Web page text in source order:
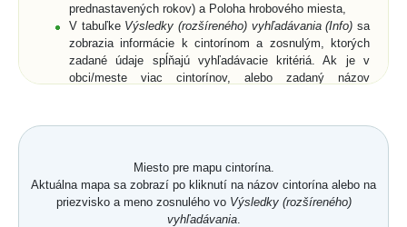
prednastavených rokov) a Poloha hrobového miesta,
V tabuľke Výsledky (rozšíreného) vyhľadávania (Info) sa
zobrazia informácie k cintorínom a zosnulým, ktorých
zadané údaje spĺňajú vyhľadávacie kritériá. Ak je v
obci/meste viac cintorínov, alebo zadaný názov
zosnulého resp. jeho rodné priezvisko) vo všetkých
Vyberte zo zoznamu cintorín alebo zosnulého a
kliknutím potvrďte výber,
Zobrazí saKarta hrobového miesta so záložkami
... (viď. popis nižšie) a buď len
Miesto pre mapu cintorína.
Aktuálna mapa sa zobrazí po kliknutí na názov cintorína alebo na
priezvisko a meno zosnulého vo Výsledky (rozšíreného)
vyhľadávania.